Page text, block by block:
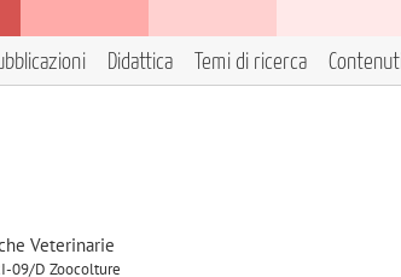
Didattica Temi di ricerca
Veterinarie
09/D Zoocolture